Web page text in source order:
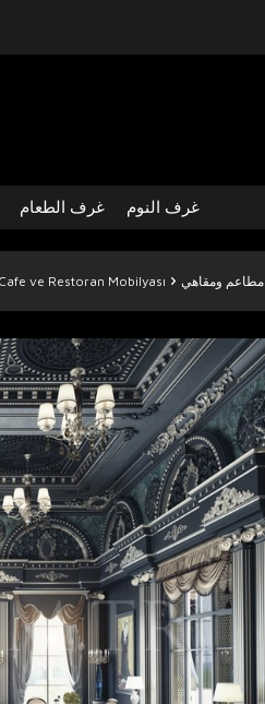
غرف النوم غرف الطعام
مطاعم ومقاهي ve Restoran Mobilyası